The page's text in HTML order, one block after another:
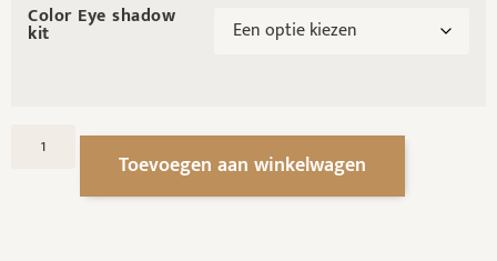
Color Eye shadow
kit
Toevoegen aan winkelwagen